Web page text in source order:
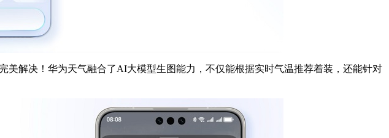
美解决！华为天气融合了AI大模型生图能力，不仅能根据实时气温推荐着装，还能针对